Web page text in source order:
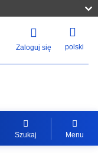
Zaloguj się polski
Szukaj Menu